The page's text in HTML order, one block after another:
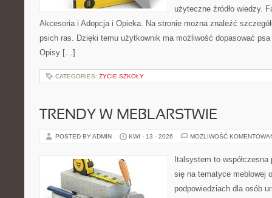
użyteczne źródło wiedzy.
Akcesoria i Adopcja i Opieka. Na stronie można znaleźć
psich ras. Dzięki temu użytkownik ma możliwość dopasować
Opisy […]
CATEGORIES: ŻYCIE SZKOŁY
TRENDY W MEBLARSTWIE
POSTED BY ADMIN KWI - 13 - 2026 MOŻLIWOŚĆ
Italsystem to
się na tematyce meblowej
podpowiedziach dla osób